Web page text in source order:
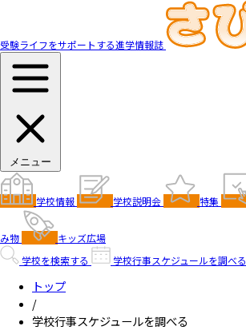
受験ライフをサポートする進学情報誌
メニュー
学校情報 学校説明会 特集
み物
キッズ広場
学校を検索する
学校行事スケジュールを調べる
トップ
/
学校行事スケジュールを調べる